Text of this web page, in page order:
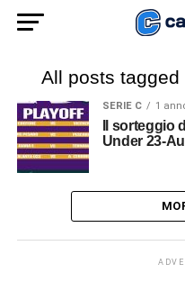
All posts
SERIE C 1
Il sorteggio
Under 23-